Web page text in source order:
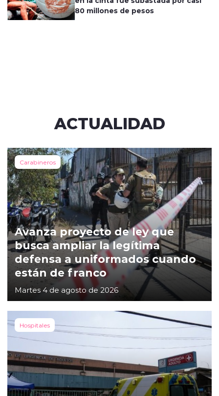
80 millones de pesos
ACTUALIDAD
Carabineros
Avanza proyecto de ley que
busca ampliar la legítima
defensa a uniformados cuando
están de franco
Martes 4 de agosto de 2026
Hospitales